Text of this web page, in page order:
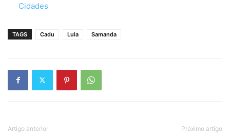
Em relação a
Cidades
TAGS Cadu Lula Samanda
Artigo anterior Próximo artigo